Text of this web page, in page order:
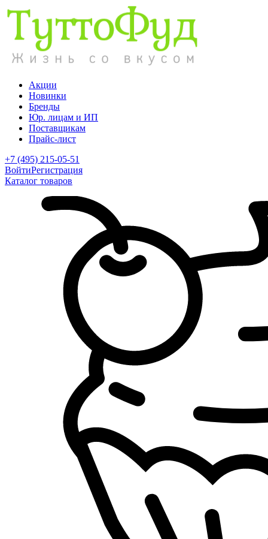
Акции
Новинки
Бренды
Юр. лицам и ИП
Поставщикам
Прайс-лист
+7 (495) 215-05-51
ВойтиРегистрация
Каталог товаров